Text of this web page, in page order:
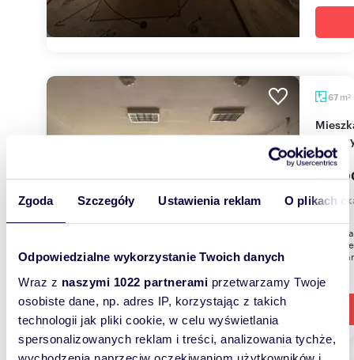
Zgoda Szczegóły Ustawienia reklam O plikach
Odpowiedzialne wykorzystanie Twoich danych
Wraz z naszymi 1022 partnerami przetwarzamy Twoje
osobiste dane, np. adres IP, korzystając z takich
technologii jak pliki cookie, w celu wyświetlania
spersonalizowanych reklam i treści, analizowania tychże,
67 m2
Mieszkanie do remontu z potencjałem i widokiem
na
130